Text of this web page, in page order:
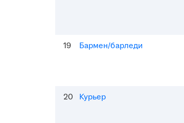
19 Бармен/барледи
20 Курьер